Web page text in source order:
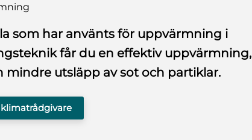
som har använts för uppvärmning i
får du en effektiv uppvärmning,
utsläpp av sot och partiklar.